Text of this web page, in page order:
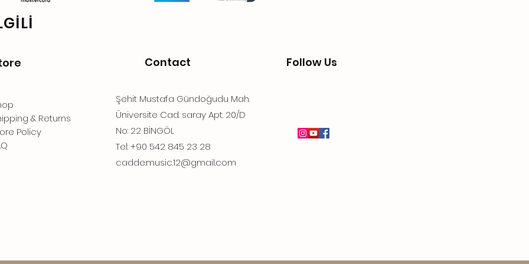
& Returns
Policy
Contact
Şehit Mustafa Gündoğudu Mah.
Üniversite Cad. saray Apt. 20/D
No: 22 BİNGÖL
Tel: +90 542 845 23 28
cadde.music.12@gmail.com
Follow Us